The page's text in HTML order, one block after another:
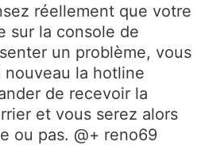
réellement que votre
sur la console de
un problème, vous
la hotline
de recevoir la
et vous serez alors
ou pas. @+ reno69